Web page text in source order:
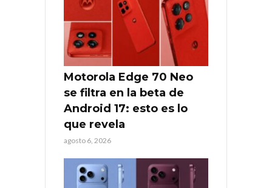
Motorola Edge 70 Neo
se filtra en la beta de
Android 17: esto es lo
que revela
agosto 6, 2026